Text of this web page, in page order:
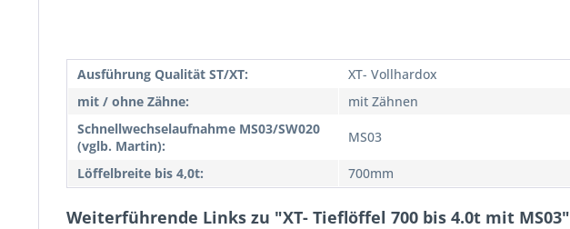
Ausführung Qualität ST/XT:
XT- Vollhardox
mit / ohne Zähne:
mit Zähnen
Schnellwechselaufnahme MS03/SW020
(vglb. Martin):
MS03
Löffelbreite bis 4,0t: 700mm
Weiterführende Links zu "XT- Tieflöffel 700 bis 4.0t mit MS03"